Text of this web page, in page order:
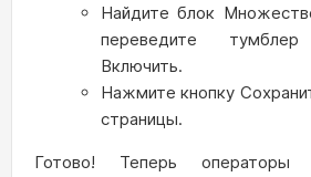
Найдите блок
переведите
Включить.
Нажмите кнопку
страницы.
Готово! Теперь операторы